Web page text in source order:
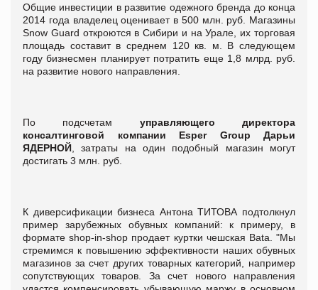
Общие инвестиции в развитие одежного бренда до конца
2014 года владелец оценивает в 500 млн. руб. Магазины
Snow Guard откроются в Сибири и на Урале, их торговая
площадь составит в среднем 120 кв. м. В следующем
году бизнесмен планирует потратить еще 1,8 млрд. руб.
на развитие нового направления.
По подсчетам управляющего директора
консалтинговой компании Esper Group Дарьи
ЯДЕРНОЙ , затраты на один подобный магазин могут
достигать 3 млн. руб.
К диверсификации бизнеса Антона ТИТОВА подтолкнул
пример зарубежных обувных компаний: к примеру, в
формате shop-in-shop продает куртки чешская Bata. "Мы
стремимся к повышению эффективности наших обувных
магазинов за счет других товарных категорий, например
сопутствующих товаров. За счет нового направления